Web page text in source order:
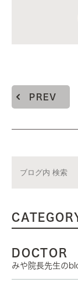
PREV
DOCTOR
みや院長先生の